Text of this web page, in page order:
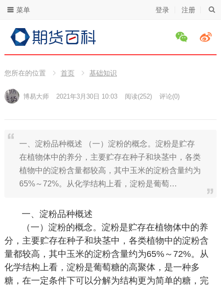
登录 注册
菜单
您所在的位置 首页 基础知识
博易大师 2021年3月30日 10:03 阅读(252) 评论(0)
一、淀粉品种概述 （一）淀粉的概念。淀粉是贮存
在植物体中的养分，主要贮存在种子和块茎中，各类
植物中的淀粉含量都较高，其中玉米的淀粉含量约为
65%～72%。从化学结构上看，淀粉是葡萄…
一、淀粉品种概述
（一）淀粉的概念。淀粉是贮存在植物体中的养
分，主要贮存在种子和块茎中，各类植物中的淀粉含
量都较高，其中玉米的淀粉含量约为65%～72%。从
化学结构上看，淀粉是葡萄糖的高聚体，是一种多
糖，在一定条件下可以分解为结构更为简单的糖，完